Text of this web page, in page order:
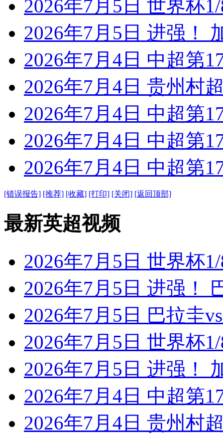
2026年7月5日 世界杯
2026年7月5日 进强！
2026年7月4日 中超第
2026年7月4日 贵州村
2026年7月4日 中超第
2026年7月4日 中超第
2026年7月4日 中超第
[错误报告] [推荐] [收藏] [打印] [关闭] [返回顶部]
最新英超视频
2026年7月5日 世界杯
2026年7月5日 进强！
2026年7月5日 巴拉圭
2026年7月5日 世界杯
2026年7月5日 进强！
2026年7月4日 中超第
2026年7月4日 贵州村